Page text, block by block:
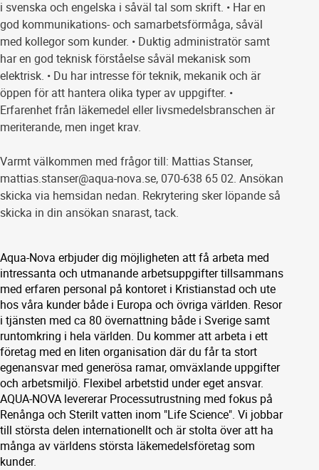
i svenska och engelska i såväl tal som skrift. • Har en
god kommunikations- och samarbetsförmåga, såväl
med kollegor som kunder. • Duktig administratör samt
har en god teknisk förståelse såväl mekanisk som
elektrisk. • Du har intresse för teknik, mekanik och är
öppen för att hantera olika typer av uppgifter. •
Erfarenhet från läkemedel eller livsmedelsbranschen är
meriterande, men inget krav.
Varmt välkommen med frågor till: Mattias Stanser,
mattias.stanser@aqua-nova.se, 070-638 65 02. Ansökan
skicka via hemsidan nedan. Rekrytering sker löpande så
skicka in din ansökan snarast, tack.
Aqua-Nova erbjuder dig möjligheten att få arbeta med
intressanta och utmanande arbetsuppgifter tillsammans
med erfaren personal på kontoret i Kristianstad och ute
hos våra kunder både i Europa och övriga världen. Resor
i tjänsten med ca 80 övernattning både i Sverige samt
runtomkring i hela världen. Du kommer att arbeta i ett
företag med en liten organisation där du får ta stort
egenansvar med generösa ramar, omväxlande uppgifter
och arbetsmiljö. Flexibel arbetstid under eget ansvar.
AQUA-NOVA levererar Processutrustning med fokus på
Renånga och Sterilt vatten inom "Life Science". Vi jobbar
till största delen internationellt och är stolta över att ha
många av världens största läkemedelsföretag som
kunder.